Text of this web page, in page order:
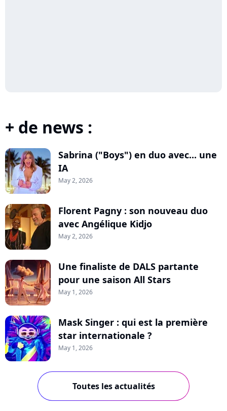
+ de news :
Sabrina ("Boys") en duo avec... une
IA
May 2, 2026
Florent Pagny : son nouveau duo
avec Angélique Kidjo
May 2, 2026
Une finaliste de DALS partante
pour une saison All Stars
May 1, 2026
Mask Singer : qui est la première
star internationale ?
May 1, 2026
Toutes les actualités